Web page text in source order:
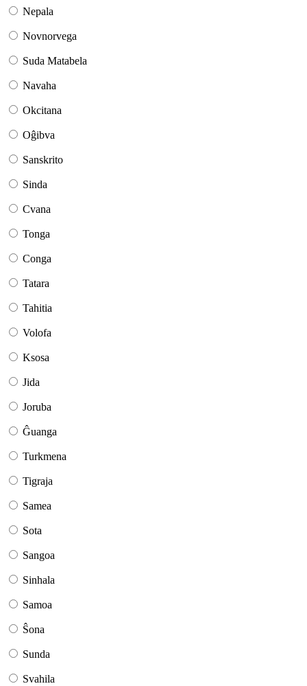
Nepala
Novnorvega
Suda Matabela
Navaha
Okcitana
Oĝibva
Sanskrito
Sinda
Cvana
Tonga
Conga
Tatara
Tahitia
Volofa
Ksosa
Jida
Joruba
Ĝuanga
Turkmena
Tigraja
Samea
Sota
Sangoa
Sinhala
Samoa
Ŝona
Sunda
Svahila